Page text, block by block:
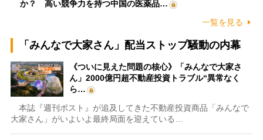
か？ 高い競争力を持つ中国の医薬品…
一覧を見る
「みんなで大家さん」配当ストップ騒動の内幕
《ついに見えた問題の核心》「みんなで大家さ
ん」2000億円超不動産投資トラブル“異常なく
ら…
本誌『週刊ポスト』が追及してきた不動産投資商品「みんなで
大家さん」がいよいよ最終局面を迎えている…